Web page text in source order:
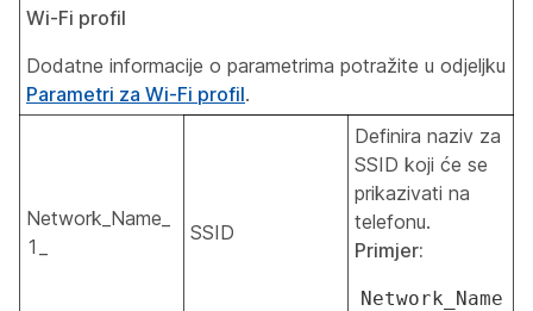
Wi-Fi profil
Dodatne informacije o parametrima potražite u odjeljku
Parametri za Wi-Fi profil.
Network_Name_
1_
SSID
Definira naziv za
SSID koji će se
prikazivati na
telefonu.
Primjer:
Network_Name